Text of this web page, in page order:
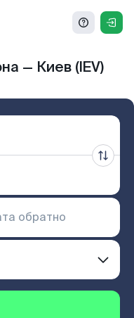
— Киев (IEV)